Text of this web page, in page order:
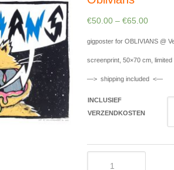
€50.00 –€65.00
gigposter for OBLIVIANS @
screenprint, 50×70 cm, limited
—> shipping included <—
INCLUSIEF
VERZENDKOSTEN